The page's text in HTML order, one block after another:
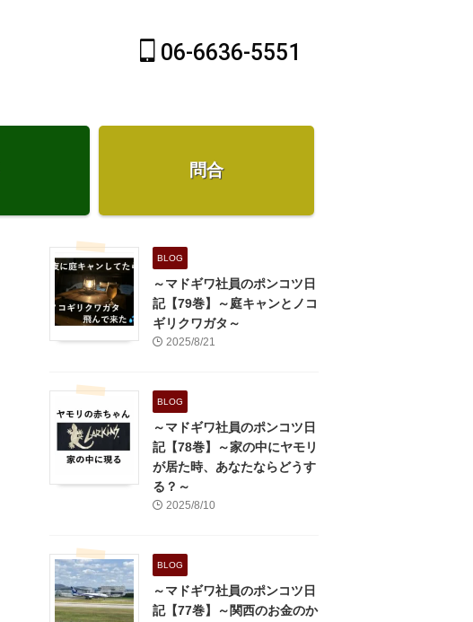
06-6636-5551
問合
BLOG
～マドギワ社員のポンコツ日
記【79巻】～庭キャンとノコ
ギリクワガタ～
2025/8/21
BLOG
～マドギワ社員のポンコツ日
記【78巻】～家の中にヤモリ
が居た時、あなたならどうす
る？～
2025/8/10
BLOG
～マドギワ社員のポンコツ日
記【77巻】～関西のお金のか